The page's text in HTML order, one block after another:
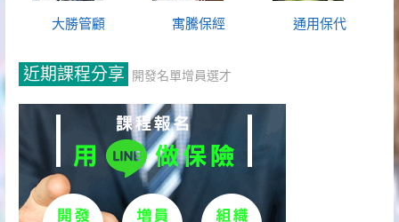
大勝管顧 寓騰保經 通用保代
近期課程分享 開發名單增員選才